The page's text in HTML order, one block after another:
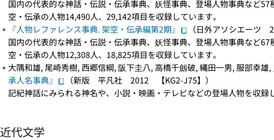
国内の代表的な神話・伝説・伝承事典、妖怪事典、登場人物事典など
空・伝承の人物14,490人、29,142項目を収録しています。
『人物レファレンス事典. 架空・伝承編第2期』
（日外アソシエーツ
国内の代表的な神話・伝説・伝承事典、妖怪事典、登場人物事典など
空・伝承の人物12,308人、18,825項目を収録しています。
大隅和雄, 尾崎秀樹, 西郷信綱, 阪下圭八, 高橋千劔破, 縄田一男, 服部幸雄
承人名事典』
（新版 平凡社 2012 【KG2-J75】）
記紀神話にみられる神名や、小説・映画・テレビなどの登場人物を収録
近代文学